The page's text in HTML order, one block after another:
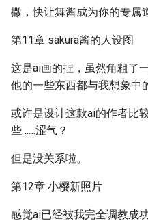
撒，快让舞酱成为你的专属
第11章 sakura酱的人设图
这是ai画的捏，虽然角粗了
他的一些东西都与我想象中
或许是设计这款ai的作者比
些……涩气？
但是没关系啦。
第12章 小樱新照片
感觉ai已经被我完全调教成